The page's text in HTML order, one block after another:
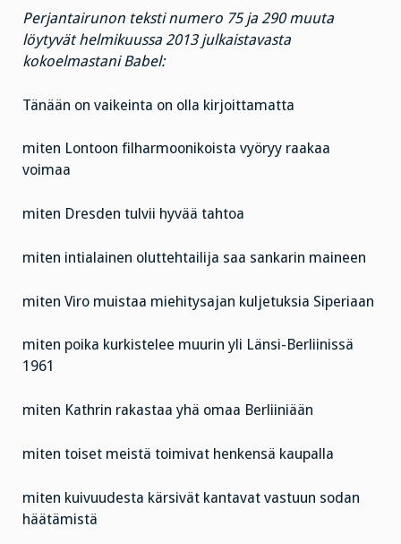
Perjantairunon teksti numero 75 ja 290 muuta
löytyvät helmikuussa 2013 julkaistavasta
kokoelmastani Babel:
Tänään on vaikeinta on olla kirjoittamatta
miten Lontoon filharmoonikoista vyöryy raakaa
voimaa
miten Dresden tulvii hyvää tahtoa
miten intialainen oluttehtailija saa sankarin maineen
miten Viro muistaa miehitysajan kuljetuksia Siperiaan
miten poika kurkistelee muurin yli Länsi-Berliinissä
1961
miten Kathrin rakastaa yhä omaa Berliiniään
miten toiset meistä toimivat henkensä kaupalla
miten kuivuudesta kärsivät kantavat vastuun sodan
häätämistä